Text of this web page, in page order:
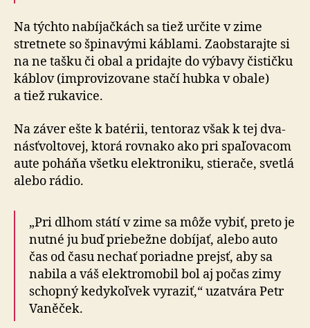
Na týchto nabíjačkách sa tiež určite v zime
stretnete so špi­na­vý­mi káblami. Za­ob­sta­raj­te si
na ne tašku či obal a pridajte do vý­bavy čističku
káblov (im­pro­vi­zo­va­ne stačí hubka v obale)
a tiež rukavice.
Na záver ešte k batérii, tentoraz však k tej dva­
násť­vol­to­vej, ktorá rovnako ako pri spaľovacom
aute poháňa všetku elektroniku, stierače, svetlá
alebo rádio.
„Pri dlhom státí v zime sa môže vybiť, preto je
nutné ju buď priebežne dobíjať, alebo auto
čas od času nechať poriadne prejsť, aby sa
nabila a váš elek­tro­mo­bil bol aj počas zimy
schopný ke­dy­koľ­vek vy­ra­ziť,“ uzatvára Petr
Vaněček.